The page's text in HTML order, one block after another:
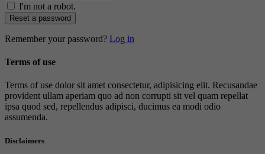
I'm not a robot.
Reset a password
Remember your password? Log in
Terms of use
Terms of use dolor sit amet consectetur, adipisicing elit. Recusandae
provident ullam aperiam quo ad non corrupti sit vel quam repellat
ipsa quod sed, repellendus adipisci, ducimus ea modi odio
assumenda.
Disclaimers